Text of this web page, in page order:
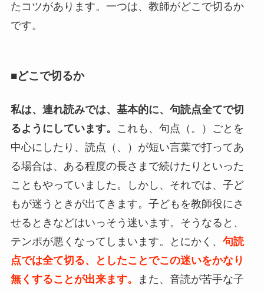
たコツがあります。一つは、教師がどこで切るか
です。
■どこで切るか
私は、連れ読みでは、基本的に、句読点全てで切
るようにしています。
これも、句点（。）ごとを
中心にしたり、読点（、）が短い言葉で打ってあ
る場合は、ある程度の長さまで続けたりといった
こともやっていました。しかし、それでは、子ど
もが迷うときが出てきます。子どもを教師役にさ
せるときなどはいっそう迷います。そうなると、
テンポが悪くなってしまいます。とにかく、 句読
点では全て切る、としたことでこの迷いをかなり
無くすることが出来ます。
また、音読が苦手な子